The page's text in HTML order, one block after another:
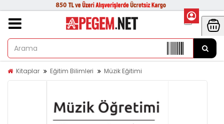
Kitaplar Eğitim Bilimleri Müzik Eğitimi